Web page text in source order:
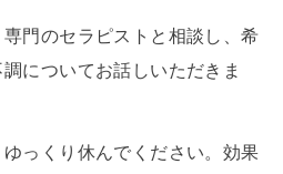
門のセラピストと相談し、希
についてお話しいただきま
っくり休んでください。効果